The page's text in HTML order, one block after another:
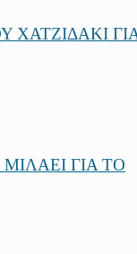
ΧΑΤΖΙΔΑΚΙ
ΓΙΑ ΤΟ